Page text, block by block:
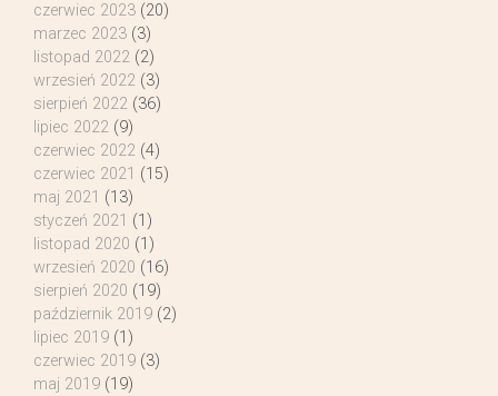
czerwiec 2023 (20)
marzec 2023 (3)
listopad 2022 (2)
wrzesień 2022 (3)
sierpień 2022 (36)
lipiec 2022 (9)
czerwiec 2022 (4)
czerwiec 2021 (15)
maj 2021 (13)
styczeń 2021 (1)
listopad 2020 (1)
wrzesień 2020 (16)
sierpień 2020 (19)
październik 2019 (2)
lipiec 2019 (1)
czerwiec 2019 (3)
maj 2019 (19)